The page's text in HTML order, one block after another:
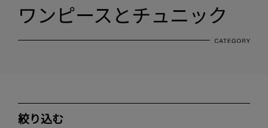
ワンピースとチュニック
絞り込む